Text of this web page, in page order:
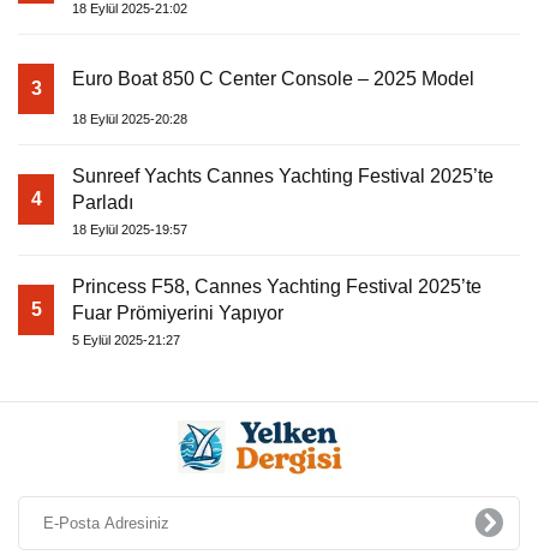
18 Eylül 2025-21:02
3 Euro Boat 850 C Center Console – 2025 Model
18 Eylül 2025-20:28
4
Sunreef Yachts Cannes Yachting Festival 2025’te
Parladı
18 Eylül 2025-19:57
5
Princess F58, Cannes Yachting Festival 2025’te
Fuar Prömiyerini Yapıyor
5 Eylül 2025-21:27